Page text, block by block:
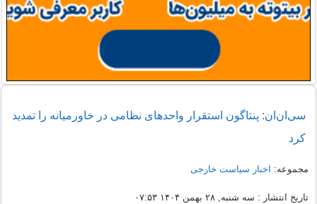
سی‌ان‌ان: پنتاگون استقرار واحدهای نظامی در خاورمیانه را تمدید
کرد
مجموعه: اخبار سیاست خارجی
تاریخ انتشار : سه شنبه, ۲۸ بهمن ۱۴۰۴ ۰۷:۵۳